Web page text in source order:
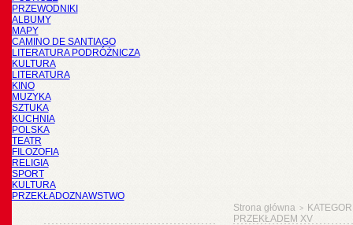
PRZEWODNIKI
ALBUMY
MAPY
CAMINO DE SANTIAGO
LITERATURA PODRÓŻNICZA
KULTURA
LITERATURA
KINO
MUZYKA
SZTUKA
KUCHNIA
POLSKA
TEATR
FILOZOFIA
RELIGIA
SPORT
KULTURA
PRZEKŁADOZNAWSTWO
Strona główna >
PRZEKŁADEM XV